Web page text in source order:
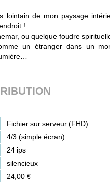
lointain de mon paysage
!
ou quelque foudre
un étranger dans un
Fichier sur serveur (FHD)
4/3 (simple écran)
24 ips
silencieux
24,00 €